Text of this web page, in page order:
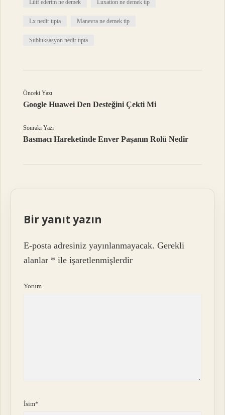
Lütf ederim ne demek Luxation ne demek tip
Lx nedir tıpta Manevra ne demek tip
Subluksasyon nedir tıpta
Önceki Yazı
Google Huawei Den Desteğini Çekti Mi
Sonraki Yazı
Basmacı Hareketinde Enver Paşanın Rolü Nedir
Bir yanıt yazın
E-posta adresiniz yayınlanmayacak. Gerekli
alanlar * ile işaretlenmişlerdir
Yorum
İsim*